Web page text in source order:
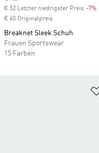
€ 52 Letzter niedrigster Preis -7%
€ 60 Originalpreis
Breaknet Sleek Schuh
Frauen Sportswear
15 Farben